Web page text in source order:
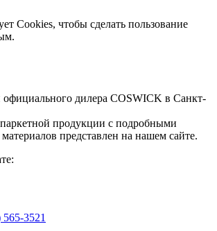
Cookies, чтобы сделать пользование
дилера COSWICK в Санкт-
продукции с подробными
представлен на нашем сайте.
565-3521